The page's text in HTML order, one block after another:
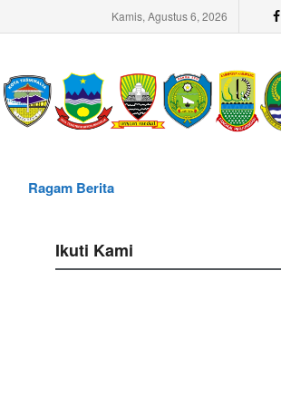
Kamis, Agustus 6, 2026
Ragam Berita
Ikuti Kami